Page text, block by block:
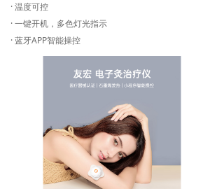
· 温度可控
· 一键开机，多色灯光指示
· 蓝牙APP智能操控